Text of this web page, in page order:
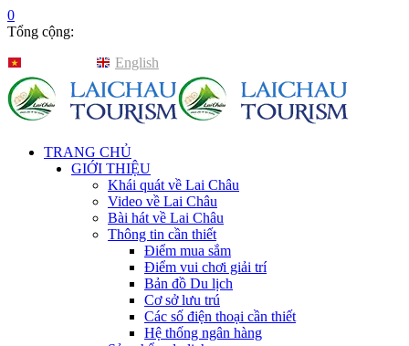
0
Tổng cộng:
English
TRANG CHỦ
GIỚI THIỆU
Khái quát về Lai Châu
Video về Lai Châu
Bài hát về Lai Châu
Thông tin cần thiết
Điểm mua sắm
Điểm vui chơi giải trí
Bản đồ Du lịch
Cơ sở lưu trú
Các số điện thoại cần thiết
Hệ thống ngân hàng